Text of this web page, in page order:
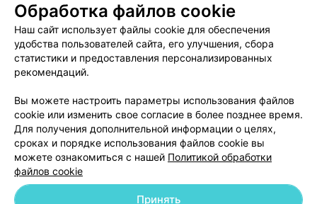
Пользовательское соглашение
Способы оплаты
Вакансии
Партнеры
Написать руководителю 103.by
Обработка персональных данных
Обработка файлов cookie
Наш сайт использует файлы cookie для обеспечения
удобства пользователей сайта, его улучшения, сбора
статистики и предоставления персонализированных
рекомендаций.
Вы можете настроить параметры использования файлов
cookie или изменить свое согласие в более позднее время.
Для получения дополнительной информации о целях,
сроках и порядке использования файлов cookie вы
можете ознакомиться с нашей Политикой обработки
файлов cookie
Принять